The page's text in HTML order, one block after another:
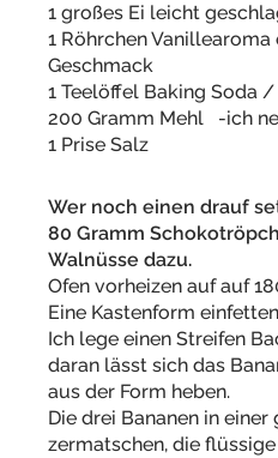
1 großes Ei leicht
1 Röhrchen
Geschmack
1 Teelöffel Baking Soda
200 Gramm Mehl -ich
1 Prise Salz
Wer noch einen drauf
80 Gramm
Walnüsse dazu.
Ofen vorheizen auf auf
Eine Kastenform
Ich lege einen Streifen
daran lässt sich das
aus der Form heben.
Die drei Bananen in
zermatschen, die